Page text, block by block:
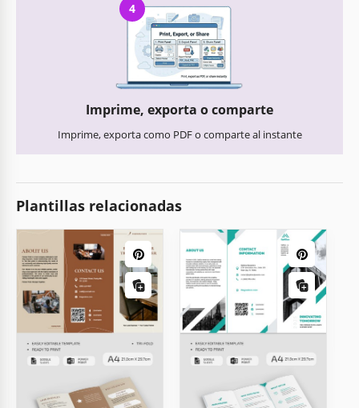
4
Imprime, exporta o comparte
Imprime, exporta como PDF o comparte al instante
Plantillas relacionadas